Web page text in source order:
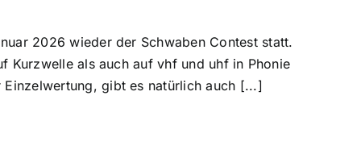
2026 wieder der Schwaben Contest statt.
Kurzwelle als auch auf vhf und uhf in Phonie
gibt es natürlich auch [...]